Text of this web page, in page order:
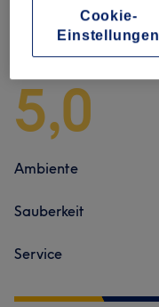
Salonbewertungen
5,0
Ambiente
Sauberkeit
Service
Cookie-
Einstellungen